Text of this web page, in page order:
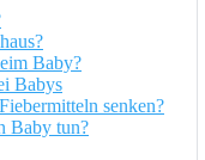
Baby?
Babys
senken?
Baby tun?